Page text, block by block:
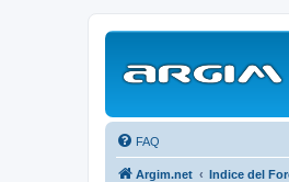
FAQ
Argim.net Indice del